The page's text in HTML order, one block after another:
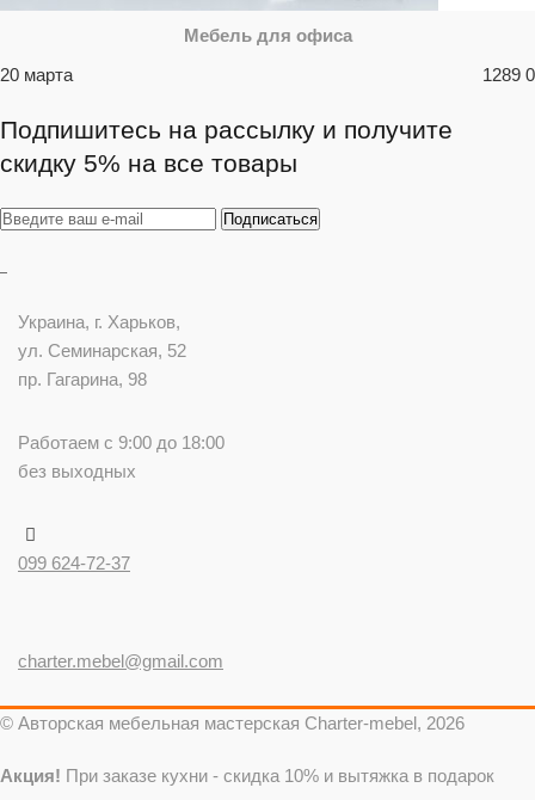
Мебель для офиса
20 марта
1289 0
Подпишитесь на рассылку и получите
скидку 5% на все товары
Украина, г. Харьков,
ул. Семинарская, 52
пр. Гагарина, 98
Работаем с 9:00 до 18:00
без выходных
099 624-72-37
charter.mebel@gmail.com
© Авторская мебельная мастерская Charter-mebel, 2026
Акция! При заказе кухни - скидка 10% и вытяжка в подарок